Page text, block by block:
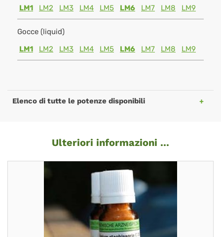
LM1
LM2 LM3 LM4 LM5 LM6 LM7 LM8 LM9
Gocce (liquid)
LM1
LM2 LM3 LM4 LM5 LM6 LM7 LM8 LM9
Elenco di tutte le potenze disponibili
Ulteriori informazioni ...